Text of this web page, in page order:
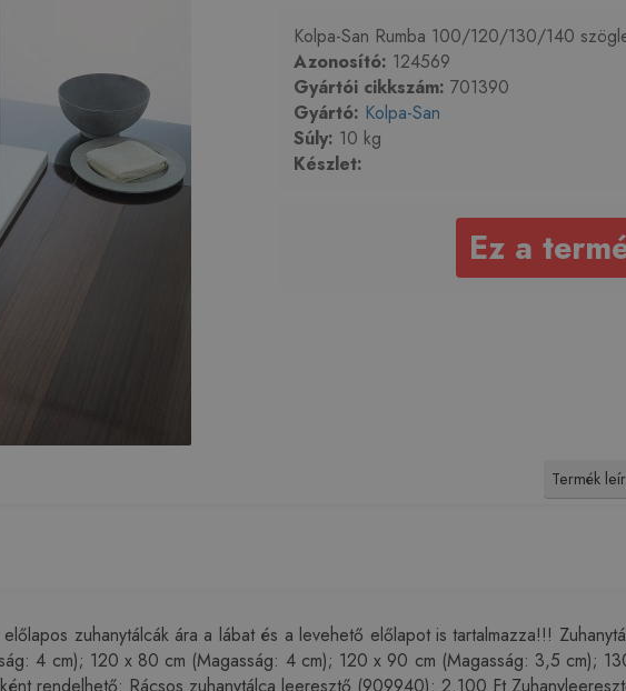
Kolpa-San Rumba 100/120/130/140
Azonosító: 124569
Gyártói cikkszám: 701390
Gyártó: Kolpa-San
Súly: 10 kg
Készlet:
Ez a
Termék
zuhanytálcák ára a lábat és a levehető előlapot is tartalmazza!!!
4 cm); 120 x 80 cm (Magasság: 4 cm); 120 x 90 cm (Magasság: 3,5 cm);
rendelhető: Rácsos zuhanytálca leeresztő (909940): 2.100 Ft